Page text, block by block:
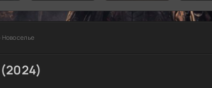
Новоселье